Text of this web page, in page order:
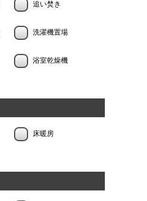
追い焚き
洗濯機置場
浴室乾燥機
床暖房